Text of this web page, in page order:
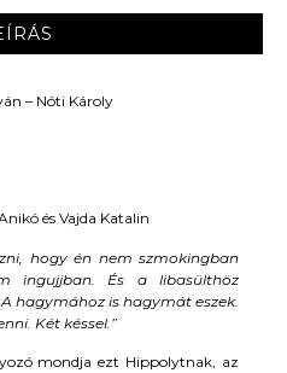
– Nóti Károly
és Vajda Katalin
hogy én nem szmokingban
ingujjban. És a libasülthöz
A hagymához is hagymát eszek.
Két késsel.”
mondja ezt Hippolytnak, az